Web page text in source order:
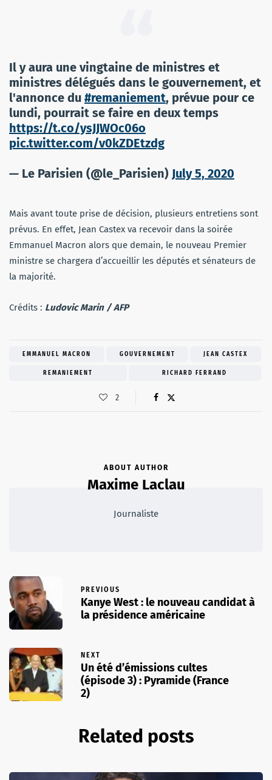
Il y aura une vingtaine de ministres et
ministres délégués dans le gouvernement, et
l'annonce du #remaniement, prévue pour ce
lundi, pourrait se faire en deux temps
https://t.co/ysJJWOc06o
pic.twitter.com/v0kZDEtzdg
— Le Parisien (@le_Parisien) July 5, 2020
Mais avant toute prise de décision, plusieurs entretiens sont
prévus. En effet, Jean Castex va recevoir dans la soirée
Emmanuel Macron alors que demain, le nouveau Premier
ministre se chargera d’accueillir les députés et sénateurs de
la majorité.
Crédits : Ludovic Marin / AFP
EMMANUEL MACRON GOUVERNEMENT JEAN CASTEX
REMANIEMENT RICHARD FERRAND
2
ABOUT AUTHOR
Maxime Laclau
Journaliste
PREVIOUS
Kanye West : le nouveau candidat à
la présidence américaine
NEXT
Un été d’émissions cultes
(épisode 3) : Pyramide (France
2)
Related posts